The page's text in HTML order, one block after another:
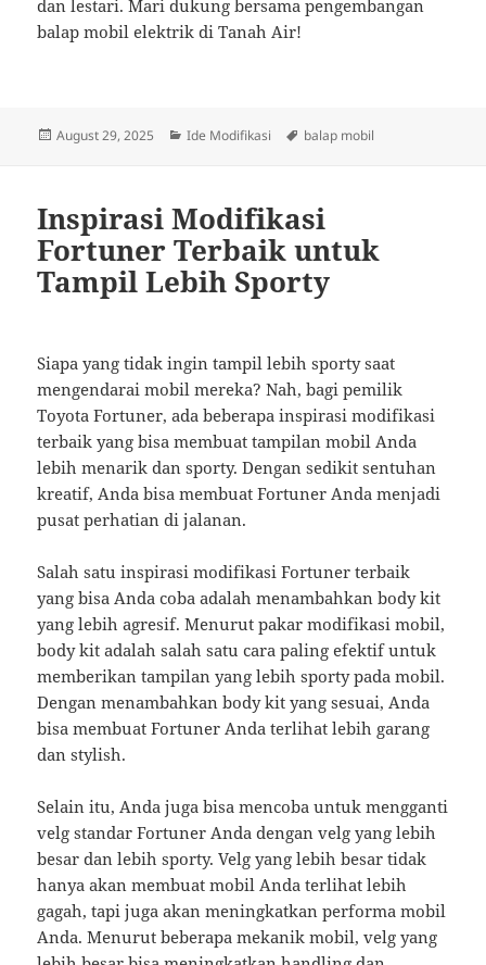
dan lestari. Mari dukung bersama pengembangan
balap mobil elektrik di Tanah Air!
Posted
August 29, 2025 Categories
Ide Modifikasi Tags
balap mobil
Inspirasi Modifikasi
Fortuner Terbaik untuk
Tampil Lebih Sporty
Siapa yang tidak ingin tampil lebih sporty saat
mengendarai mobil mereka? Nah, bagi pemilik
Toyota Fortuner, ada beberapa inspirasi modifikasi
terbaik yang bisa membuat tampilan mobil Anda
lebih menarik dan sporty. Dengan sedikit sentuhan
kreatif, Anda bisa membuat Fortuner Anda menjadi
pusat perhatian di jalanan.
Salah satu inspirasi modifikasi Fortuner terbaik
yang bisa Anda coba adalah menambahkan body kit
yang lebih agresif. Menurut pakar modifikasi mobil,
body kit adalah salah satu cara paling efektif untuk
memberikan tampilan yang lebih sporty pada mobil.
Dengan menambahkan body kit yang sesuai, Anda
bisa membuat Fortuner Anda terlihat lebih garang
dan stylish.
Selain itu, Anda juga bisa mencoba untuk mengganti
velg standar Fortuner Anda dengan velg yang lebih
besar dan lebih sporty. Velg yang lebih besar tidak
hanya akan membuat mobil Anda terlihat lebih
gagah, tapi juga akan meningkatkan performa mobil
Anda. Menurut beberapa mekanik mobil, velg yang